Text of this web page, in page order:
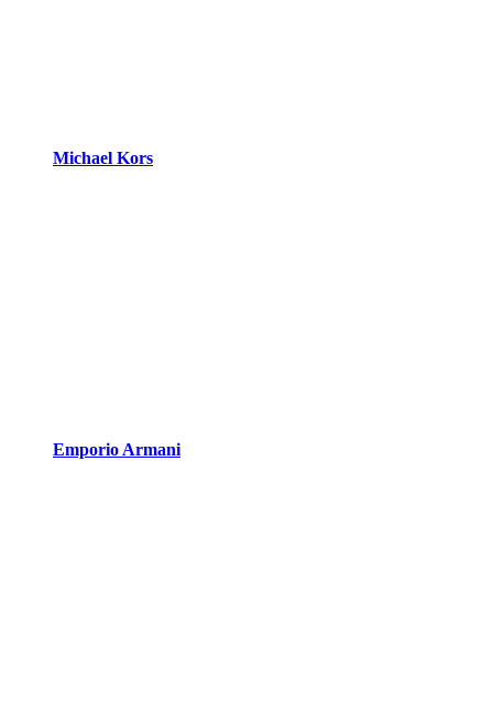
Michael Kors
Emporio Armani